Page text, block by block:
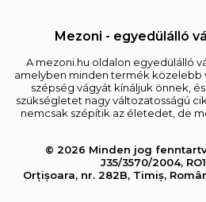
Mezoni - egyedülálló
A mezoni.hu oldalon egyedülálló
amelyben minden termék közelebb
szépség vágyát kínáljuk önnek,
szükségletet nagy változatosságú
nemcsak szépítik az életedet, de
© 2026 Minden jog
J35/3570/2004,
Orțișoara, nr. 282B, Timiș,